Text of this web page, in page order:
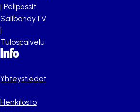
| Pelipassit
SalibandyTV
|
Tulospalvelu
Info
Yhteystiedot
Henkilöstö